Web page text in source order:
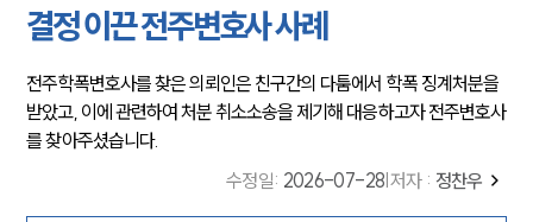
결정 이끈 전주변호사 사례
전주학폭변호사를 찾은 의뢰인은 친구간의 다툼에서 학폭 징계처분을
받았고, 이에 관련하여 처분 취소소송을 제기해 대응하고자 전주변호사
를 찾아주셨습니다.
수정일: 2026-07-28 저자 : 정찬우